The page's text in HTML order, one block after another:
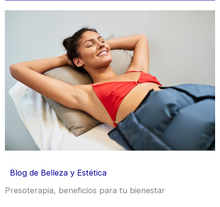
Blog de Belleza y Estética
Presoterapia, beneficios para tu bienestar